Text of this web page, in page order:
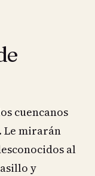
cuencanos
Le mirarán
al
y